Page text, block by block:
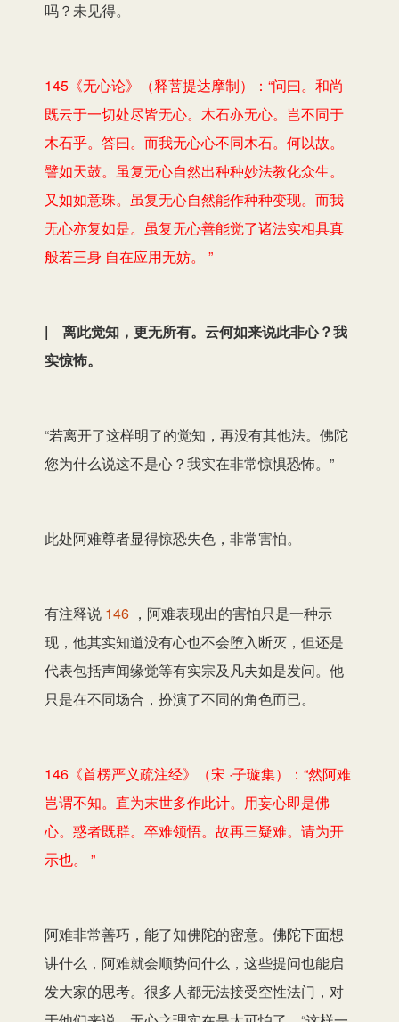
吗？未见得。
145《无心论》（释菩提达摩制）：“问曰。和尚
既云于一切处尽皆无心。木石亦无心。岂不同于
木石乎。答曰。而我无心心不同木石。何以故。
譬如天鼓。虽复无心自然出种种妙法教化众生。
又如如意珠。虽复无心自然能作种种变现。而我
无心亦复如是。虽复无心善能觉了诸法实相具真
般若三身 自在应用无妨。 ”
| 离此觉知，更无所有。云何如来说此非心？我
实惊怖。
“若离开了这样明了的觉知，再没有其他法。佛陀
您为什么说这不是心？我实在非常惊惧恐怖。”
此处阿难尊者显得惊恐失色，非常害怕。
有注释说 146 ，阿难表现出的害怕只是一种示
现，他其实知道没有心也不会堕入断灭，但还是
代表包括声闻缘觉等有实宗及凡夫如是发问。他
只是在不同场合，扮演了不同的角色而已。
146《首楞严义疏注经》（宋 ·子璇集）：“然阿难
岂谓不知。直为末世多作此计。用妄心即是佛
心。惑者既群。卒难领悟。故再三疑难。请为开
示也。 ”
阿难非常善巧，能了知佛陀的密意。佛陀下面想
讲什么，阿难就会顺势问什么，这些提问也能启
发大家的思考。很多人都无法接受空性法门，对